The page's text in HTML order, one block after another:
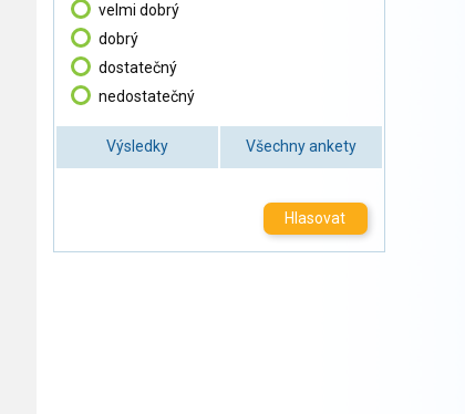
velmi dobrý
dobrý
dostatečný
nedostatečný
Výsledky Všechny ankety
Hlasovat